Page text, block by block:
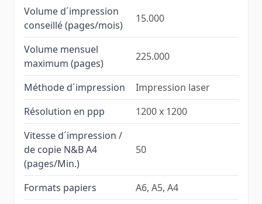
Volume d´impression
conseillé (pages/mois)
15.000
Volume mensuel
maximum (pages)
225.000
Méthode d´impression
Impression laser
Résolution en ppp
1200 x 1200
Vitesse d´impression /
de copie N&B A4
(pages/Min.)
50
Formats papiers
A6, A5, A4